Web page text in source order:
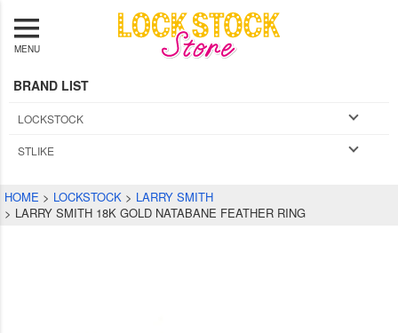
MENU
BRAND LIST
LOCKSTOCK
STLIKE
HOME LOCKSTOCK
LARRY SMITH
LARRY SMITH 18K GOLD NATABANE FEATHER RING